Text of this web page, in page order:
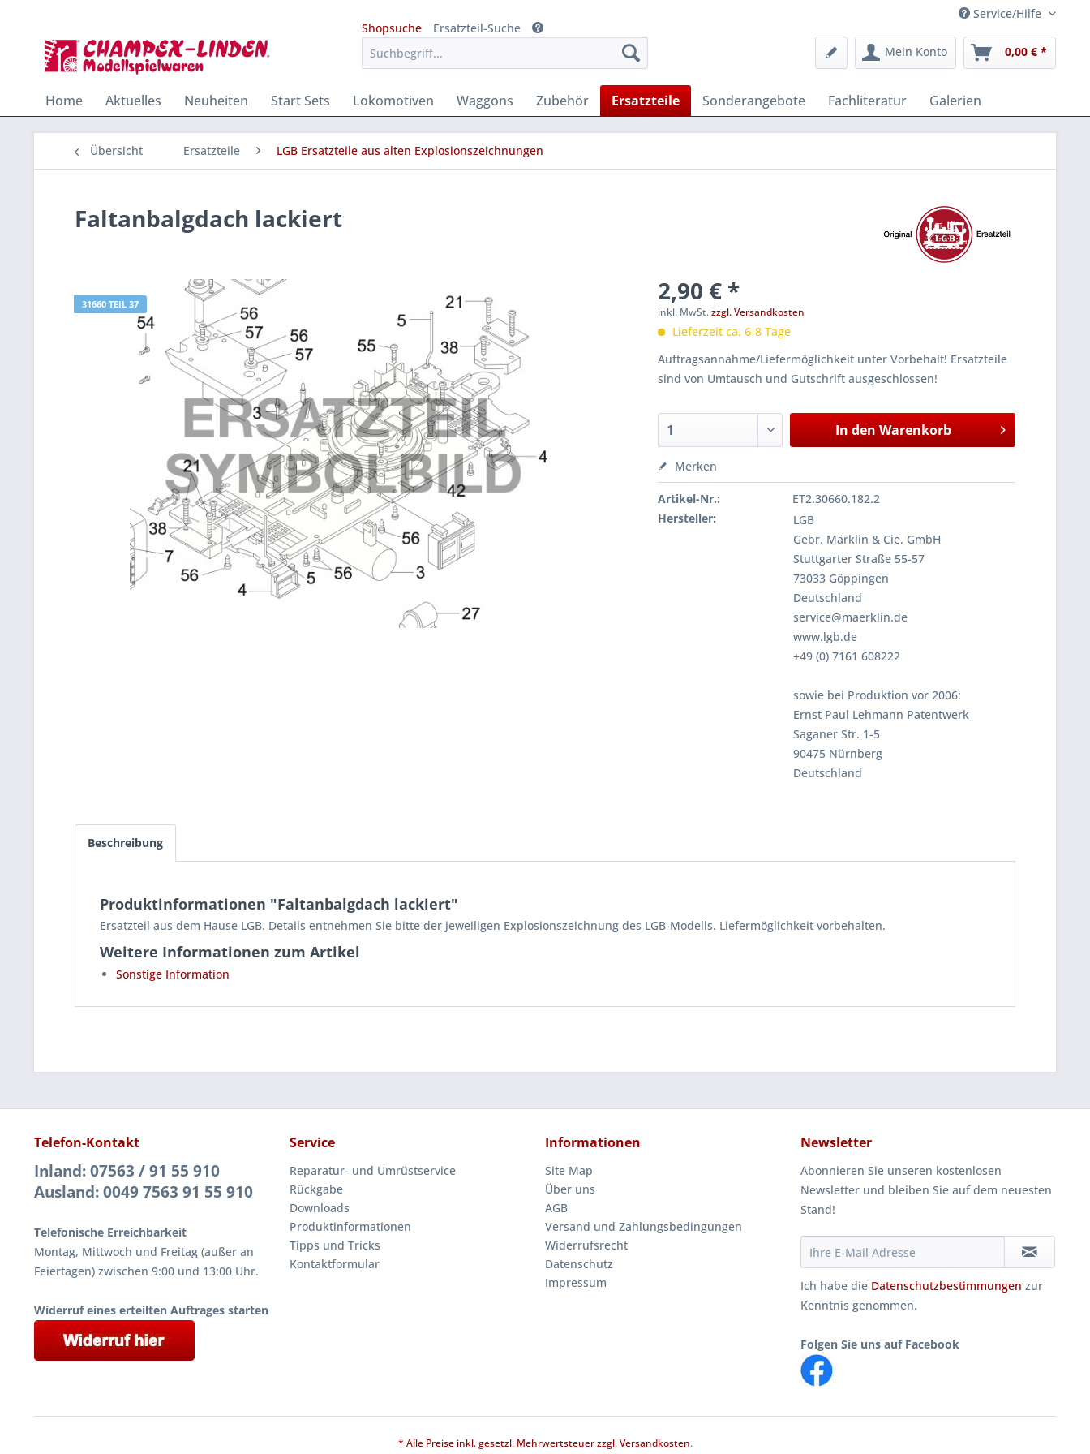
Service/Hilfe
Shopsuche
Ersatzteil-Suche
Mein Konto
0,00 € *
Home Aktuelles Neuheiten Start Sets Lokomotiven Waggons Zubehör Ersatzteile Sonderangebote Fachliteratur Galerien
Übersicht Ersatzteile LGB Ersatzteile aus alten Explosionszeichnungen
Faltanbalgdach lackiert
31660 TEIL 37 2,90 € *
inkl. MwSt.zzgl. Versandkosten
Lieferzeit ca. 6-8 Tage
Auftragsannahme/Liefermöglichkeit unter Vorbehalt! Ersatzteile
sind von Umtausch und Gutschrift ausgeschlossen!
In den Warenkorb
Merken
Artikel-Nr.:
ET2.30660.182.2
Hersteller:
LGB
Gebr. Märklin & Cie. GmbH
Stuttgarter Straße 55-57
73033 Göppingen
Deutschland
service@maerklin.de
www.lgb.de
+49 (0) 7161 608222
sowie bei Produktion vor 2006:
Ernst Paul Lehmann Patentwerk
Saganer Str. 1-5
90475 Nürnberg
Deutschland
Beschreibung
Produktinformationen "Faltanbalgdach lackiert"
Ersatzteil aus dem Hause LGB. Details entnehmen Sie bitte der jeweiligen Explosionszeichnung des LGB-Modells. Liefermöglichkeit vorbehalten.
Weitere Informationen zum Artikel
Sonstige Information
Telefon-Kontakt
Inland: 07563 / 91 55 910
Ausland: 0049 7563 91 55 910
Telefonische Erreichbarkeit
Montag, Mittwoch und Freitag (außer an
Feiertagen) zwischen 9:00 und 13:00 Uhr.
Widerruf eines erteilten Auftrages starten
Service
Reparatur- und Umrüstservice
Rückgabe
Downloads
Produktinformationen
Tipps und Tricks
Kontaktformular
Informationen
Site Map
Über uns
AGB
Versand und Zahlungsbedingungen
Widerrufsrecht
Datenschutz
Impressum
Newsletter
Abonnieren Sie unseren kostenlosen
Newsletter und bleiben Sie auf dem neuesten
Stand!
Ich habe die Datenschutzbestimmungen zur
Kenntnis genommen.
Folgen Sie uns auf Facebook
* Alle Preise inkl. gesetzl. Mehrwertsteuer zzgl.Versandkosten.